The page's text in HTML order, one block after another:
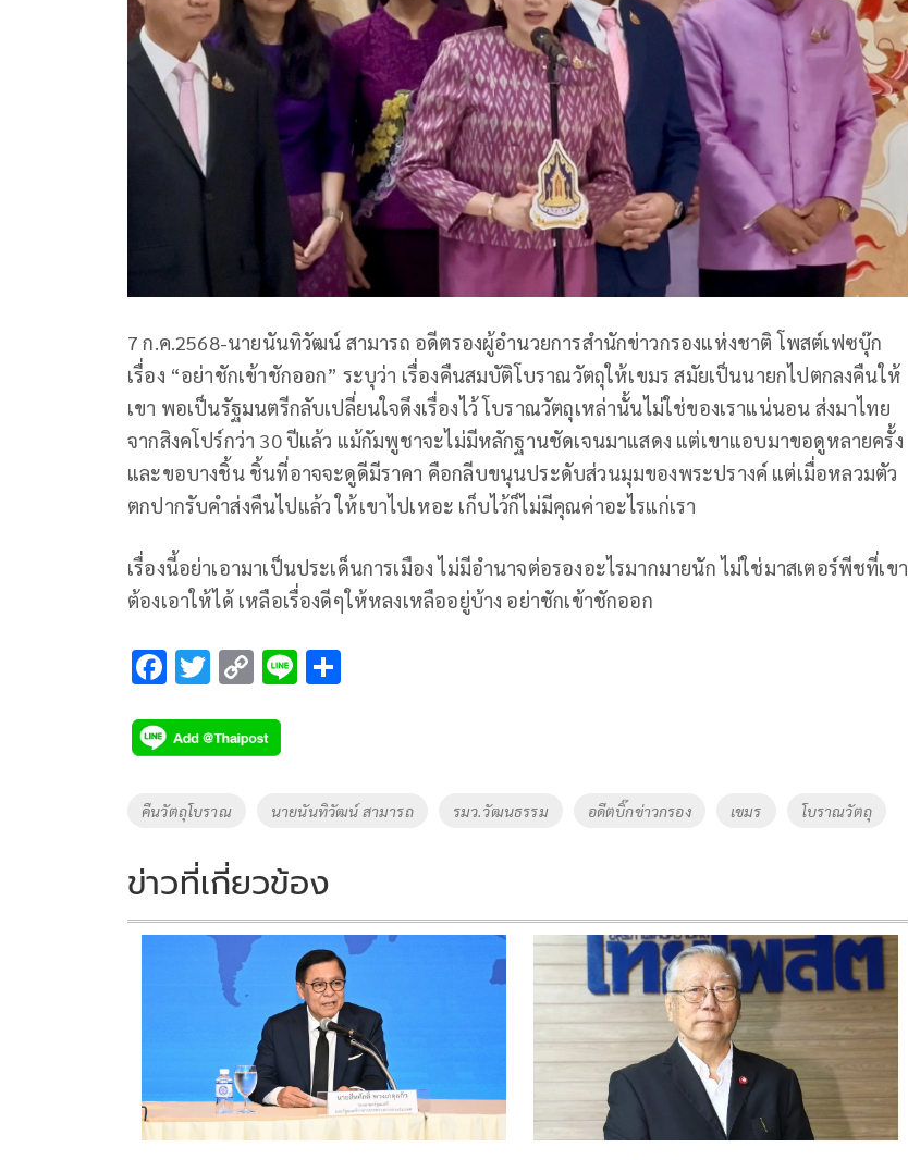
7 ก.ค.2568-นายนันทิวัฒน์ สามารถ อดีตรองผู้อำนวยการสำนักข่าวกรองแห่งชาติ โพสต์เฟซบุ๊ก
เรื่อง “อย่าชักเข้าชักออก” ระบุว่า เรื่องคืนสมบัติโบราณวัตถุให้เขมร สมัยเป็นนายกไปตกลงคืนให้
เขา พอเป็นรัฐมนตรีกลับเปลี่ยนใจดึงเรื่องไว้ โบราณวัตถุเหล่านั้นไม่ใช่ของเราแน่นอน ส่งมาไทย
จากสิงคโปร์กว่า 30 ปีแล้ว แม้กัมพูชาจะไม่มีหลักฐานชัดเจนมาแสดง แต่เขาแอบมาขอดูหลายครั้ง
และขอบางชิ้น ชิ้นที่อาจจะดูดีมีราคา คือกลีบขนุนประดับส่วนมุมของพระปรางค์ แต่เมื่อหลวมตัว
ตกปากรับคำส่งคืนไปแล้ว ให้เขาไปเหอะ เก็บไว้ก็ไม่มีคุณค่าอะไรแก่เรา
เรื่องนี้อย่าเอามาเป็นประเด็นการเมือง ไม่มีอำนาจต่อรองอะไรมากมายนัก ไม่ใช่มาสเตอร์พีชที่เขา
ต้องเอาให้ได้ เหลือเรื่องดีๆให้หลงเหลืออยู่บ้าง อย่าชักเข้าชักออก
F
e
b
o
k
T
tt
er
C
p
y
Li
k
Li
Tags
คืนวัตถุโบราณ นายนันทิวัฒน์ สามารถ รมว.วัฒนธรรม อดีตบิ๊กข่าวกรอง เขมร โบราณวัตถุ
ข่าวที่เกี่ยวข้อง